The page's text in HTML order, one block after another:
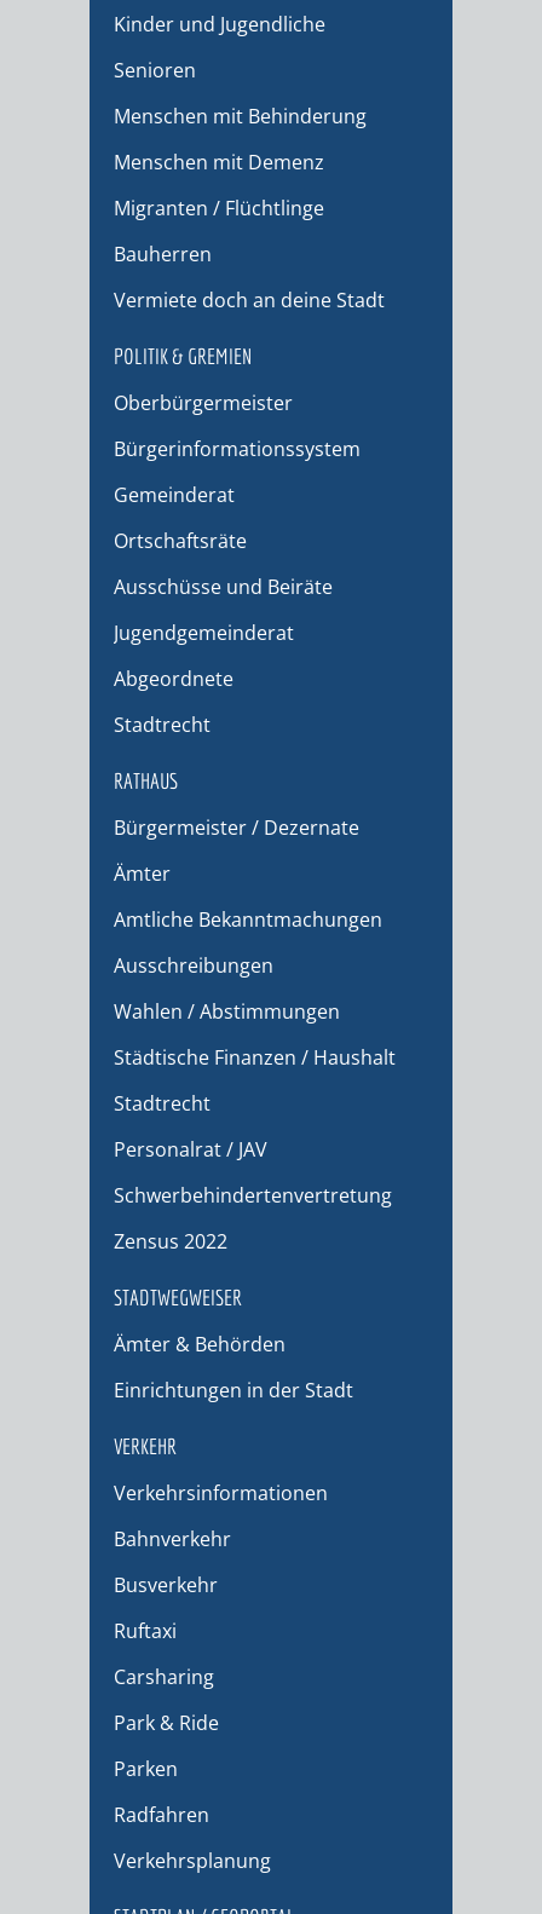
Kinder und Jugendliche
Senioren
Menschen mit Behinderung
Menschen mit Demenz
Migranten / Flüchtlinge
Bauherren
Vermiete doch an deine Stadt
POLITIK & GREMIEN
Oberbürgermeister
Bürgerinformationssystem
Gemeinderat
Ortschaftsräte
Ausschüsse und Beiräte
Jugendgemeinderat
Abgeordnete
Stadtrecht
RATHAUS
Bürgermeister / Dezernate
Ämter
Amtliche Bekanntmachungen
Ausschreibungen
Wahlen / Abstimmungen
Städtische Finanzen / Haushalt
Stadtrecht
Personalrat / JAV
Schwerbehindertenvertretung
Zensus 2022
STADTWEGWEISER
Ämter & Behörden
Einrichtungen in der Stadt
VERKEHR
Verkehrsinformationen
Bahnverkehr
Busverkehr
Ruftaxi
Carsharing
Park & Ride
Parken
Radfahren
Verkehrsplanung